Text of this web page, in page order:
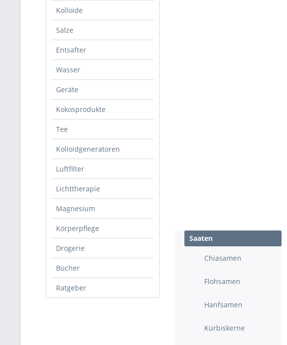
Kolloide
Salze
Entsafter
Wasser
Geräte
Kokosprodukte
Tee
Kolloidgeneratoren
Luftfilter
Lichttherapie
Magnesium
Körperpflege
Drogerie
Bücher
Ratgeber
Saaten
Chiasamen
Flohsamen
Hanfsamen
Kürbiskerne